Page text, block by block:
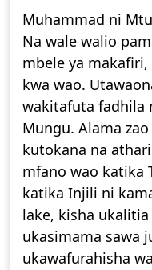
Muhammad ni
Na wale walio
mbele ya
kwa wao.
wakitafuta fadhila
Mungu. Alama
kutokana na
mfano wao katika
katika Injili ni
lake, kisha
ukasimama sawa
ukawafurahisha